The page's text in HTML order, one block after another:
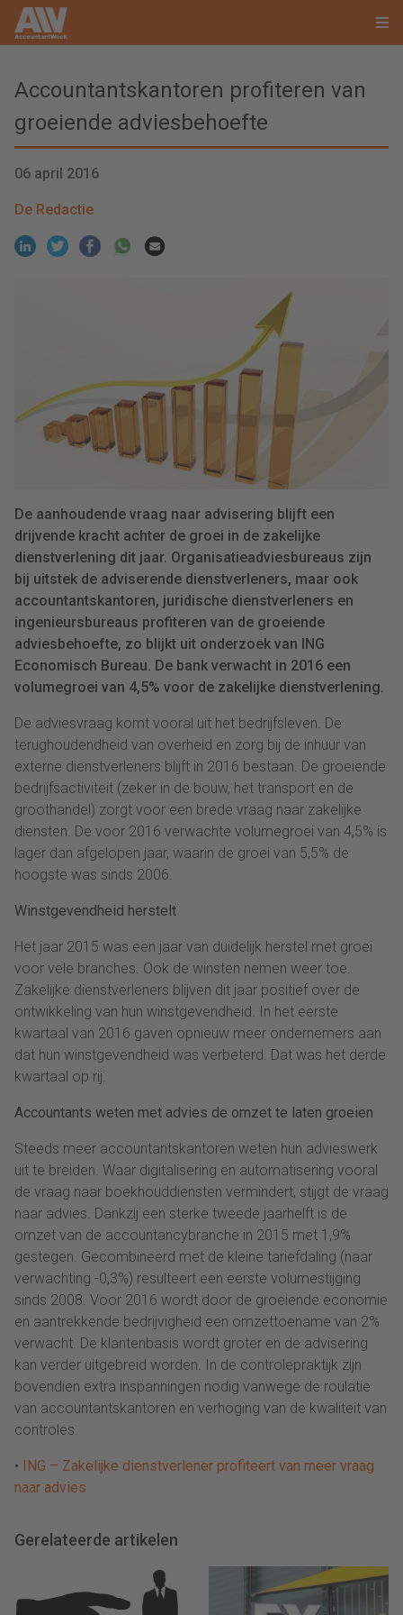
Accountantskantoren profiteren van
groeiende adviesbehoefte
06 april 2016
De Redactie
De aanhoudende vraag naar advisering blijft een
drijvende kracht achter de groei in de zakelijke
dienstverlening dit jaar. Organisatieadviesbureaus zijn
bij uitstek de adviserende dienstverleners, maar ook
accountantskantoren, juridische dienstverleners en
ingenieursbureaus profiteren van de groeiende
adviesbehoefte, zo blijkt uit onderzoek van ING
Economisch Bureau. De bank verwacht in 2016 een
volumegroei van 4,5% voor de zakelijke dienstverlening.
De adviesvraag komt vooral uit het bedrijfsleven. De
terughoudendheid van overheid en zorg bij de inhuur van
externe dienstverleners blijft in 2016 bestaan. De groeiende
bedrijfsactiviteit (zeker in de bouw, het transport en de
groothandel) zorgt voor een brede vraag naar zakelijke
diensten. De voor 2016 verwachte volumegroei van 4,5% is
lager dan afgelopen jaar, waarin de groei van 5,5% de
hoogste was sinds 2006.
Winstgevendheid herstelt
Het jaar 2015 was een jaar van duidelijk herstel met groei
voor vele branches. Ook de winsten nemen weer toe.
Zakelijke dienstverleners blijven dit jaar positief over de
ontwikkeling van hun winstgevendheid. In het eerste
kwartaal van 2016 gaven opnieuw meer ondernemers aan
dat hun winstgevendheid was verbeterd. Dat was het derde
kwartaal op rij.
Accountants weten met advies de omzet te laten groeien
Steeds meer accountantskantoren weten hun advieswerk
uit te breiden. Waar digitalisering en automatisering vooral
de vraag naar boekhouddiensten vermindert, stijgt de vraag
naar advies. Dankzij een sterke tweede jaarhelft is de
omzet van de accountancybranche in 2015 met 1,9%
gestegen. Gecombineerd met de kleine tariefdaling (naar
verwachting -0,3%) resulteert een eerste volumestijging
sinds 2008. Voor 2016 wordt door de groeiende economie
en aantrekkende bedrijvigheid een omzettoename van 2%
verwacht. De klantenbasis wordt groter en de advisering
kan verder uitgebreid worden. In de controlepraktijk zijn
bovendien extra inspanningen nodig vanwege de roulatie
van accountantskantoren en verhoging van de kwaliteit van
controles.
• ING – Zakelijke dienstverlener profiteert van meer vraag
naar advies
Gerelateerde artikelen